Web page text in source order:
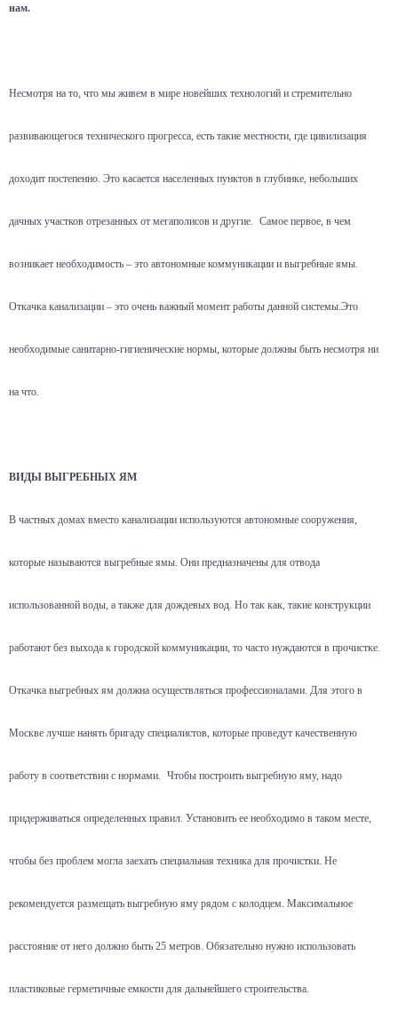
нам.
Несмотря на то, что мы живем в мире новейших технологий и стремительно
развивающегося технического прогресса, есть такие местности, где цивилизация
доходит постепенно. Это касается населенных пунктов в глубинке, небольших
дачных участков отрезанных от мегаполисов и другие. Самое первое, в чем
возникает необходимость – это автономные коммуникации и выгребные ямы.
Откачка канализации – это очень важный момент работы данной системы.Это
необходимые санитарно-гигиенические нормы, которые должны быть несмотря ни
на что.
ВИДЫ ВЫГРЕБНЫХ ЯМ
В частных домах вместо канализации используются автономные сооружения,
которые называются выгребные ямы. Они предназначены для отвода
использованной воды, а также для дождевых вод. Но так как, такие конструкции
работают без выхода к городской коммуникации, то часто нуждаются в прочистке.
Откачка выгребных ям должна осуществляться профессионалами. Для этого в
Москве лучше нанять бригаду специалистов, которые проведут качественную
работу в соответствии с нормами. Чтобы построить выгребную яму, надо
придерживаться определенных правил. Установить ее необходимо в таком месте,
чтобы без проблем могла заехать специальная техника для прочистки. Не
рекомендуется размещать выгребную яму рядом с колодцем. Максимальное
расстояние от него должно быть 25 метров. Обязательно нужно использовать
пластиковые герметичные емкости для дальнейшего строительства.